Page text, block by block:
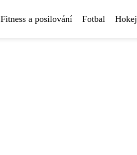
Fitness a posilování Fotbal Hokej